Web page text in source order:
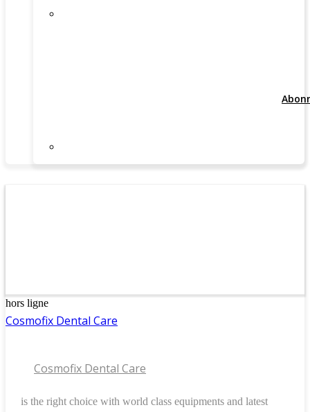
hors ligne
Cosmofix Dental Care
Cosmofix Dental Care
is the right choice with world class equipments and latest